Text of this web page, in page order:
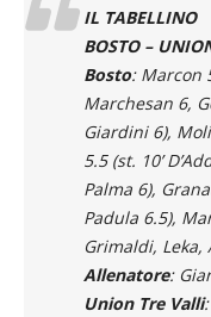
IL TABELLINO
BOSTO –
Bosto: Marcon
Marchesan 6,
Giardini 6),
5.5 (st. 10’
Palma 6),
Padula 6.5),
Grimaldi,
Allenatore:
Union Tre Valli